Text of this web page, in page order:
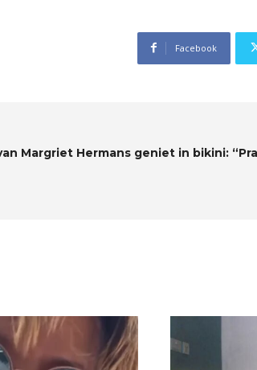
Facebook
Margriet Hermans geniet in bikini: